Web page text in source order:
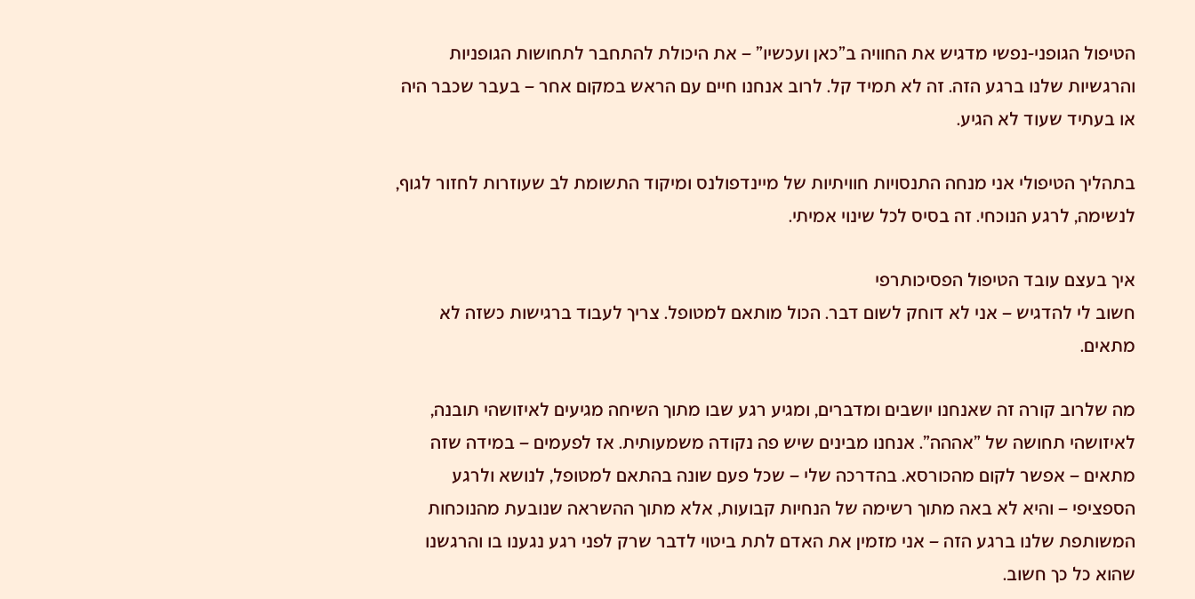
הטיפול הגופני-נפשי מדגיש את החוויה ב"כאן ועכשיו" – את היכולת להתחבר לתחושות הגופניות
והרגשיות שלנו ברגע הזה. זה לא תמיד קל. לרוב אנחנו חיים עם הראש במקום אחר – בעבר שכבר היה
או בעתיד שעוד לא הגיע.
בתהליך הטיפולי אני מנחה התנסויות חוויתיות של מיינדפולנס ומיקוד התשומת לב שעוזרות לחזור לגוף,
לנשימה, לרגע הנוכחי. זה בסיס לכל שינוי אמיתי.
איך בעצם עובד הטיפול הפסיכותרפי
חשוב לי להדגיש – אני לא דוחק לשום דבר. הכול מותאם למטופל. צריך לעבוד ברגישות כשזה לא
מתאים.
מה שלרוב קורה זה שאנחנו יושבים ומדברים, ומגיע רגע שבו מתוך השיחה מגיעים לאיזושהי תובנה,
לאיזושהי תחושה של "אההה". אנחנו מבינים שיש פה נקודה משמעותית. אז לפעמים – במידה שזה
מתאים – אפשר לקום מהכורסא. בהדרכה שלי – שכל פעם שונה בהתאם למטופל, לנושא ולרגע
הספציפי – והיא לא באה מתוך רשימה של הנחיות קבועות, אלא מתוך ההשראה שנובעת מהנוכחות
המשותפת שלנו ברגע הזה – אני מזמין את האדם לתת ביטוי לדבר שרק לפני רגע נגענו בו והרגשנו
שהוא כל כך חשוב.